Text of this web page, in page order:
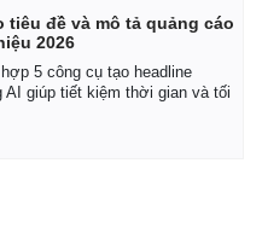
tiêu đề và mô tả quảng cáo
2026
5 công cụ tạo headline
AI giúp tiết kiệm thời gian và tối